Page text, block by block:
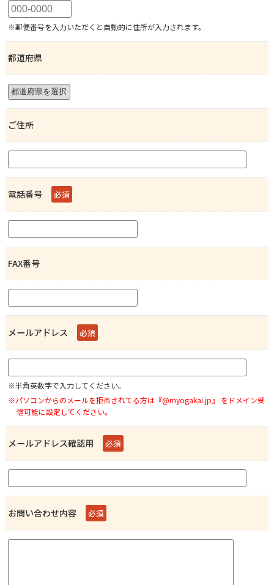
※郵便番号を入力いただくと自動的に住所が入力されます。
都道府県
ご住所
電話番号 必須
FAX番号
メールアドレス 必須
※半角英数字で入力してください。
※パソコンからのメールを拒否されてる方は『@myogakai.jp』 をドメイン受
信可能に設定してください。
メールアドレス確認用 必須
お問い合わせ内容 必須